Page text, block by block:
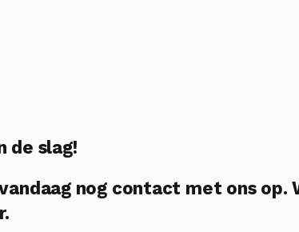
de slag!
nog contact met ons op.